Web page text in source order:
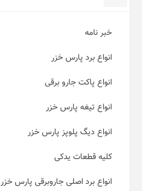
خبر نامه
انواع برد پارس خزر
انواع پاکت جارو برقی
انواع تیغه پارس خزر
انواع دیگ پلوپز پارس خزر
کلیه قطعات یدکی
انواع برد اصلی جاروبرقی پارس خزر